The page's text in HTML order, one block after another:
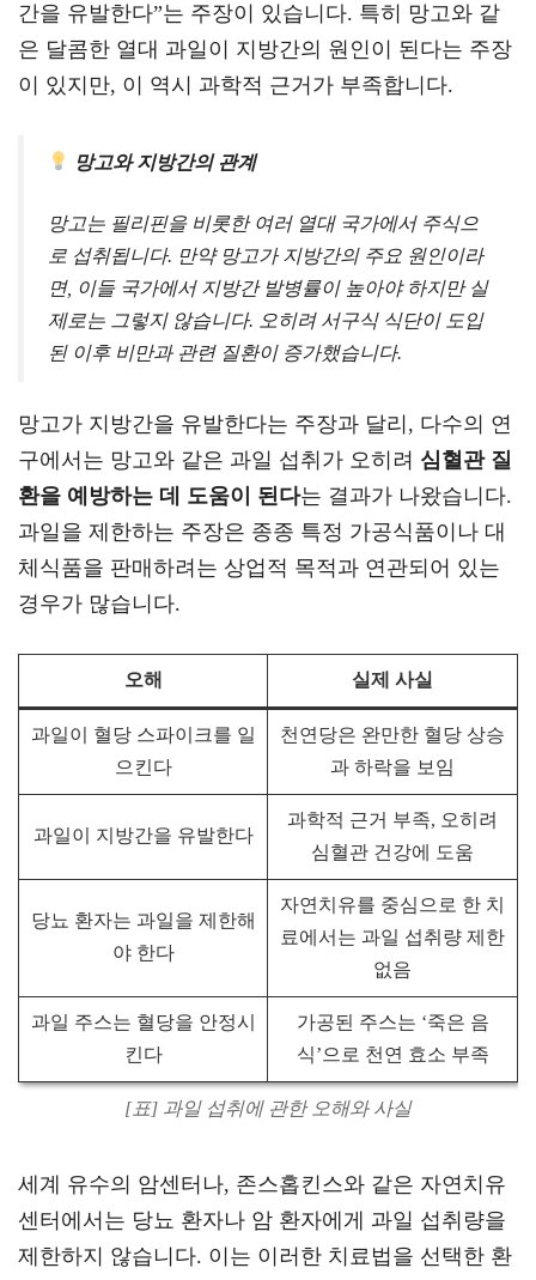
간을 유발한다”는 주장이 있습니다. 특히 망고와 같
은 달콤한 열대 과일이 지방간의 원인이 된다는 주장
이 있지만, 이 역시 과학적 근거가 부족합니다.
망고와 지방간의 관계
망고는 필리핀을 비롯한 여러 열대 국가에서 주식으
로 섭취됩니다. 만약 망고가 지방간의 주요 원인이라
면, 이들 국가에서 지방간 발병률이 높아야 하지만 실
제로는 그렇지 않습니다. 오히려 서구식 식단이 도입
된 이후 비만과 관련 질환이 증가했습니다.
망고가 지방간을 유발한다는 주장과 달리, 다수의 연
구에서는 망고와 같은 과일 섭취가 오히려 심혈관 질
환을 예방하는 데 도움이 된다는 결과가 나왔습니다.
과일을 제한하는 주장은 종종 특정 가공식품이나 대
체식품을 판매하려는 상업적 목적과 연관되어 있는
경우가 많습니다.
오해 실제 사실
과일이 혈당 스파이크를 일
으킨다
천연당은 완만한 혈당 상승
과 하락을 보임
과일이 지방간을 유발한다
과학적 근거 부족, 오히려
심혈관 건강에 도움
당뇨 환자는 과일을 제한해
야 한다
자연치유를 중심으로 한 치
료에서는 과일 섭취량 제한
없음
과일 주스는 혈당을 안정시
킨다
가공된 주스는 ‘죽은 음
식’으로 천연 효소 부족
[표] 과일 섭취에 관한 오해와 사실
세계 유수의 암센터나, 존스홉킨스와 같은 자연치유
센터에서는 당뇨 환자나 암 환자에게 과일 섭취량을
제한하지 않습니다. 이는 이러한 치료법을 선택한 환